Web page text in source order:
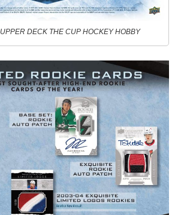
DECK THE CUP HOCKEY HOBBY